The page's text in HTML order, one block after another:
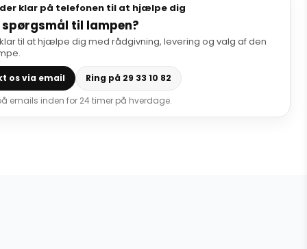
klar på telefonen til at hjælpe dig
spørgsmål til lampen?
til at hjælpe dig med rådgivning, levering og valg af den
os via email
Ring på 29 33 10 82
emails inden for 24 timer på hverdage.